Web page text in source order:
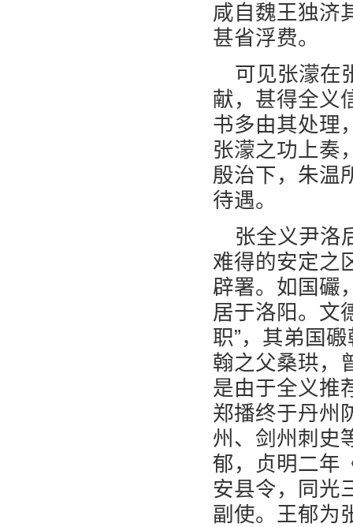
咸自魏王独济
甚省浮费。
可见张濛在
献，甚得全义
书多由其处理
张濛之功上奏
殷治下，朱温
待遇。
张全义尹洛
难得的安定之
辟署。如国礹
居于洛阳。文
职”，其弟国
翰之父桑珙，
是由于全义推
郑播终于丹州
州、剑州刺史
郁，贞明二年
安县令，同光
副使。王郁为